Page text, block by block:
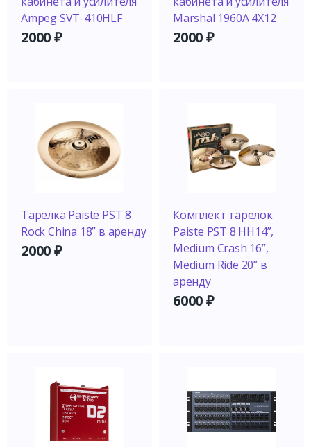
Ampeg SVT-410HLF
2000₽
Marshal 1960A 4X12
2000₽
Тарелка Paiste PST 8
Rock China 18” в аренду
2000₽
Комплект тарелок
Paiste PST 8 HH14”,
Medium Crash 16”,
Medium Ride 20” в
аренду
6000₽